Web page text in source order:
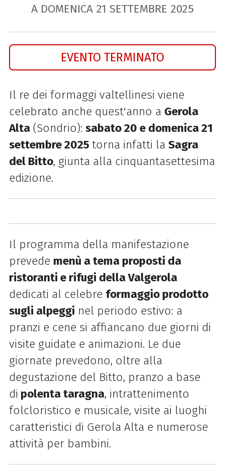
A DOMENICA 21 SETTEMBRE 2025
EVENTO TERMINATO
Il re dei formaggi valtellinesi viene
celebrato anche quest'anno a Gerola
Alta(Sondrio): sabato 20 e domenica 21
settembre 2025 torna infatti la Sagra
del Bitto, giunta alla cinquantasettesima
edizione.
Il programma della manifestazione
prevede menù a tema proposti da
ristoranti e rifugi della Valgerola
dedicati al celebre formaggio prodotto
sugli alpeggi nel periodo estivo: a
pranzi e cene si affiancano due giorni di
visite guidate e animazioni. Le due
giornate prevedono, oltre alla
degustazione del Bitto, pranzo a base
di polenta taragna, intrattenimento
folcloristico e musicale, visite ai luoghi
caratteristici di Gerola Alta e numerose
attività per bambini.